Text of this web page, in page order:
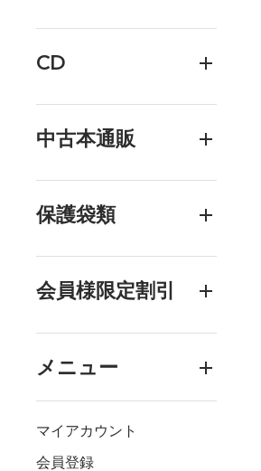
CD
中古本通販
保護袋類
会員様限定割引
メニュー
マイアカウント
会員登録